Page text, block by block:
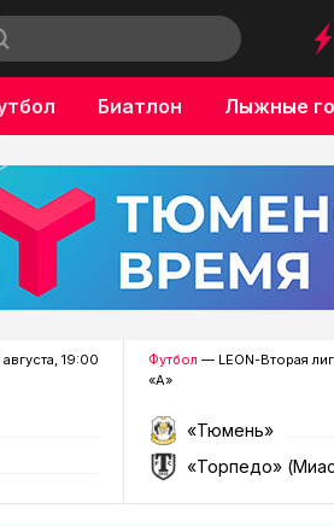
Биатлон Лыжные
августа, 19:00 Футбол — LEON-Вторая
«А»
«Тюмень»
«Торпедо»